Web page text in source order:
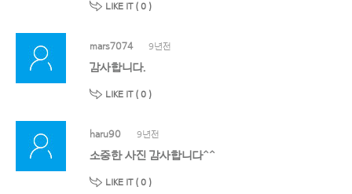
LIKE IT ( 0 )
mars7074 9년전
감사합니다.
LIKE IT ( 0 )
haru90 9년전
소중한 사진 감사합니다^^
LIKE IT ( 0 )